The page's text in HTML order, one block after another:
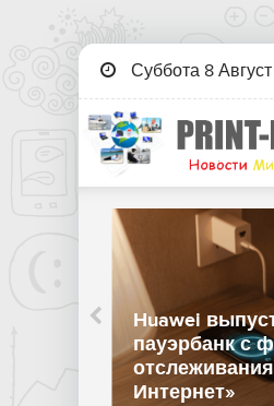
Суббота 8
Huawei
пауэрбанк с
Интернет»